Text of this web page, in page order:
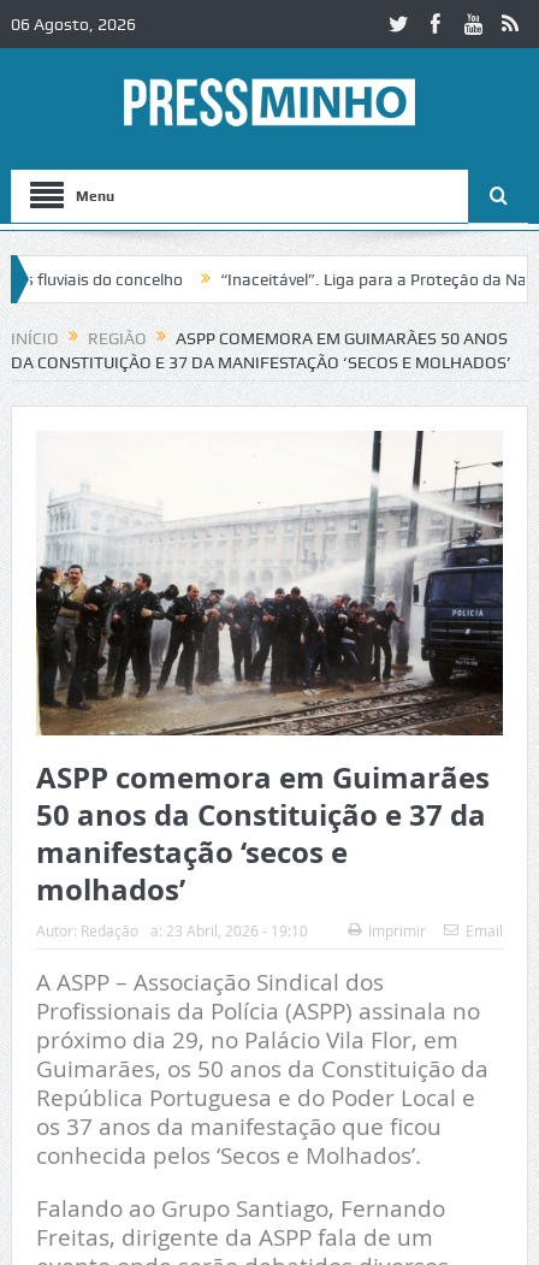
06 Agosto, 2026
Menu
do concelho “Inaceitável”. Liga para a Proteção da Natureza
no IC2 em Alcobaça Igreja do Castelo de Cerveira assegura
INÍCIO REGIÃO
ASPP COMEMORA EM GUIMARÃES 50 ANOS
DA CONSTITUIÇÃO E 37 DA MANIFESTAÇÃO ‘SECOS E MOLHADOS’
ASPP comemora em Guimarães
50 anos da Constituição e 37 da
manifestação ‘secos e
molhados’
Autor: Redação a: 23 Abril, 2026 - 19:10 Imprimir Email
A ASPP – Associação Sindical dos
Profissionais da Polícia (ASPP) assinala no
próximo dia 29, no Palácio Vila Flor, em
Guimarães, os 50 anos da Constituição da
República Portuguesa e do Poder Local e
os 37 anos da manifestação que ficou
conhecida pelos ‘Secos e Molhados’.
Falando ao Grupo Santiago, Fernando
Freitas, dirigente da ASPP fala de um